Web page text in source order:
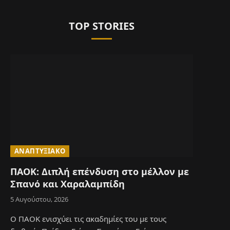
TOP STORIES
ΑΝΑΠΤΥΞΙΑΚΌ
ΠΑΟΚ: Διπλή επένδυση στο μέλλον με
Σπανό και Χαραλαμπίδη
5 Αυγούστου, 2026
Ο ΠΑΟΚ ενισχύει τις ακαδημίες του με τους